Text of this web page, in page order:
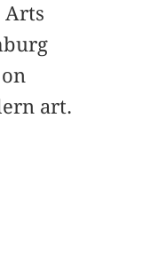
Arts
art.